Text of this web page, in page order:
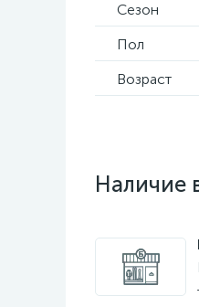
Сезон
Пол
Возраст
Наличие